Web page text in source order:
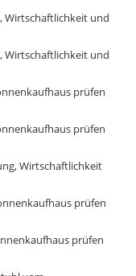
Wirtschaftlichkeit und
Wirtschaftlichkeit und
prüfen
prüfen
Wirtschaftlichkeit
prüfen
prüfen